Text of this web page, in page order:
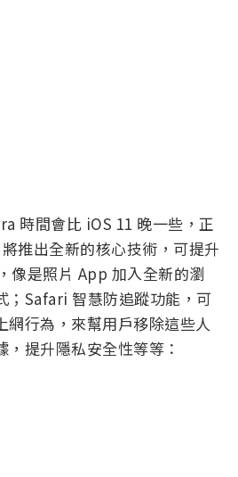
時間會比 iOS 11 晚一些，正
推出全新的核心技術，可提升
像是照片 App 加入全新的瀏
；Safari 智慧防追蹤功能，可
網行為，來幫用戶移除這些人
提升隱私安全性等等：